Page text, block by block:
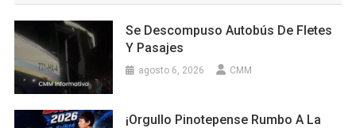
Se Descompuso Autobús De Fletes
Y Pasajes
agosto 6, 2026 CMM
¡Orgullo Pinotepense Rumbo A La